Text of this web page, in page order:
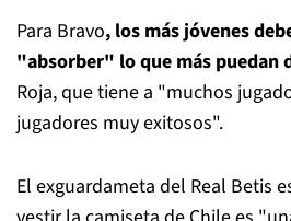
Para Bravo, los más jóvenes
"absorber" lo que más puedan
Roja, que tiene a "muchos
jugadores muy exitosos".
El exguardameta del Real Betis